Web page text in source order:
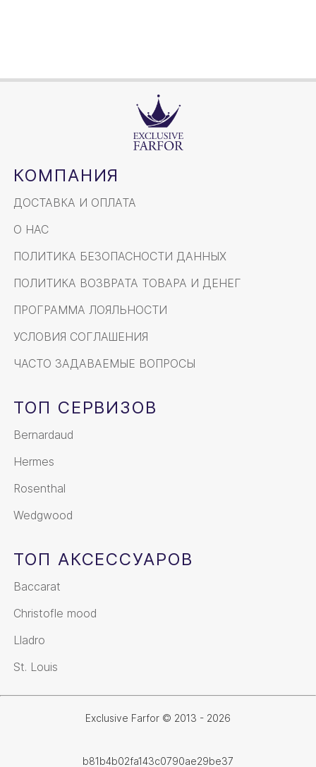
КОМПАНИЯ
ДОСТАВКА И ОПЛАТА
О НАС
ПОЛИТИКА БЕЗОПАСНОСТИ ДАННЫХ
ПОЛИТИКА ВОЗВРАТА ТОВАРА И ДЕНЕГ
ПРОГРАММА ЛОЯЛЬНОСТИ
УСЛОВИЯ СОГЛАШЕНИЯ
ЧАСТО ЗАДАВАЕМЫЕ ВОПРОСЫ
ТОП СЕРВИЗОВ
Bernardaud
Hermes
Rosenthal
Wedgwood
ТОП АКСЕССУАРОВ
Baccarat
Christofle mood
Lladro
St. Louis
Exclusive Farfor © 2013 - 2026
b81b4b02fa143c0790ae29be37